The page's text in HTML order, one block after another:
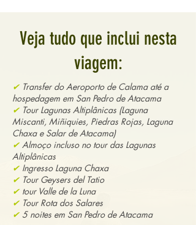
Veja tudo que inclui nesta
viagem:
✔ Transfer do Aeroporto de Calama até a
hospedagem em San Pedro de Atacama
✔ Tour Lagunas Altiplânicas (Laguna
Miscanti, Miñiquies, Piedras Rojas, Laguna
Chaxa e Salar de Atacama)
✔ Almoço incluso no tour das Lagunas
Altiplânicas
✔ Ingresso Laguna Chaxa
✔ Tour Geysers del Tatio
✔ tour Valle de la Luna
✔ Tour Rota dos Salares
✔ 5 noites em San Pedro de Atacama